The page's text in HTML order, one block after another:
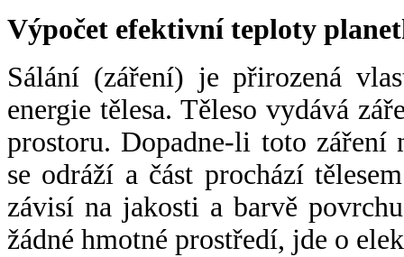
Výpočet efektivní teploty
Sálání (záření) je přirozená
energie tělesa. Těleso vydává
prostoru. Dopadne-li toto záření
se odráží a část prochází
závisí na jakosti a barvě
žádné hmotné prostředí, jde o